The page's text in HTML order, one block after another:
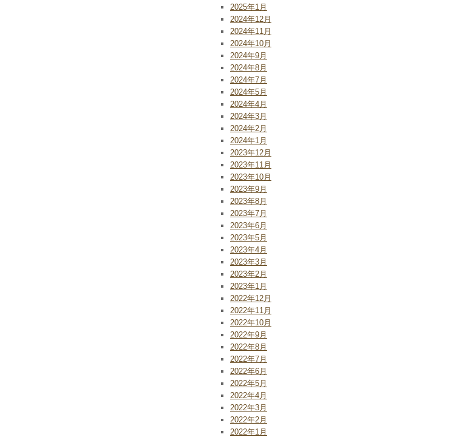
2025年1月
2024年12月
2024年11月
2024年10月
2024年9月
2024年8月
2024年7月
2024年5月
2024年4月
2024年3月
2024年2月
2024年1月
2023年12月
2023年11月
2023年10月
2023年9月
2023年8月
2023年7月
2023年6月
2023年5月
2023年4月
2023年3月
2023年2月
2023年1月
2022年12月
2022年11月
2022年10月
2022年9月
2022年8月
2022年7月
2022年6月
2022年5月
2022年4月
2022年3月
2022年2月
2022年1月